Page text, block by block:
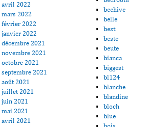
avril 2022
mars 2022
février 2022
janvier 2022
décembre 2021
novembre 2021
octobre 2021
septembre 2021
août 2021
juillet 2021
juin 2021
mai 2021
avril 2021
beehive
belle
best
beste
beute
bianca
biggest
bl124
blanche
blandine
bloch
blue